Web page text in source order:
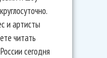
и артисты
читать
сегодня